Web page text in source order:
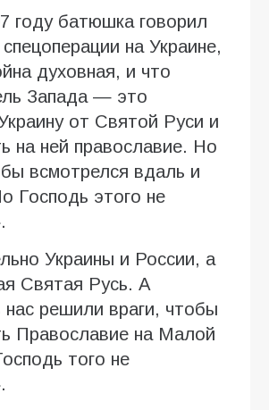
году батюшка говорил
на Украине,
духовная, и что
Запада — это
от Святой Руси и
на ней православие. Но
всмотрелся вдаль и
Господь этого не
Украины и России, а
Святая Русь. А
нас решили враги, чтобы
Православие на Малой
того не